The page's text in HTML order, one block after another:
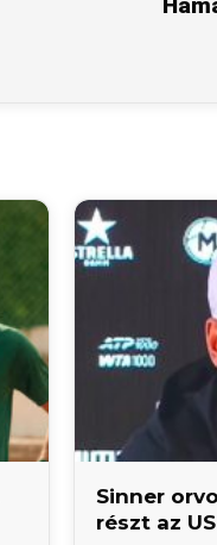
Sinner
részt az